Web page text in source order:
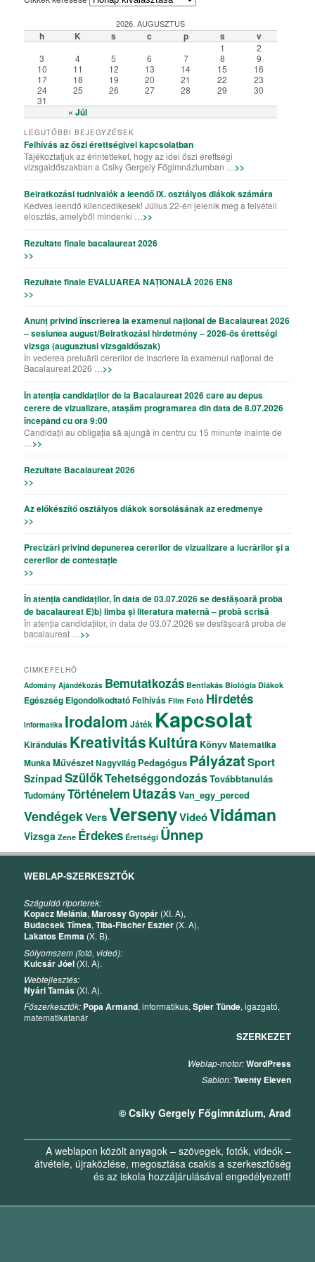
2026. AUGUSZTUS
h K s c p s v
« Júl
1
2
3
4 5 6 7 8
9
10
11 12 13 14 15
16
17
18 19 20 21 22
23
24
25 26 27 28 29
30
31
LEGUTÓBBI BEJEGYZÉSEK
Felhívás az őszi érettségivel kapcsolatban
Tájékoztatjuk az érintetteket, hogy az idei őszi érettségi
vizsgaidőszakban a Csiky Gergely Főgimnáziumban … >>
Beiratkozási tudnivalók a leendő IX. osztályos diákok számára
Kedves leendő kilencedikesek! Július 22-én jelenik meg a felvételi
elosztás, amelyből mindenki … >>
Rezultate finale bacalaureat 2026
>>
Rezultate finale EVALUAREA NAȚIONALĂ 2026 EN8
>>
Anunț privind înscrierea la examenul național de Bacalaureat 2026
– sesiunea august/Beiratkozási hirdetmény – 2026-ös érettségi
vizsga (augusztusi vizsgaidőszak)
În vederea preluării cererilor de înscriere la examenul național de
Bacalaureat 2026 … >>
În atenția candidaților de la Bacalaureat 2026 care au depus
cerere de vizualizare, atașăm programarea din data de 8.07.2026
începând cu ora 9:00
Candidații au obligația să ajungă în centru cu 15 minunte înainte de
>>
Rezultate Bacalaureat 2026
>>
Az előkészítő osztályos diákok sorsolásának az eredmenye
>>
Precizǎri privind depunerea cererilor de vizualizare a lucrǎrilor şi a
cererilor de contestație
>>
În atenția candidaților, în data de 03.07.2026 se desfășoară proba
de bacalaureat E)b) limba și literatura maternă – probă scrisă
În atenția candidaților, în data de 03.07.2026 se desfășoară proba de
bacalaureat … >>
CIMKEFELHŐ
Adomány Ajándékozás Bemutatkozás Bentlakás Biológia Diákok
Egészség ElgondolkodtatóFelhívás Film Fotó Hirdetés
Informatika Irodalom Játék Kapcsolat
Kirándulás KreativitásKultúra KönyvMatematika
MunkaMűvészetNagyvilág Pedagógus PályázatSport
Színpad SzülőkTehetséggondozásTovábbtanulás
TudományTörténelem Utazás Van_egy_perced
VendégekVersVersenyVideóVidáman
Vizsga Zene Érdekes Érettségi Ünnep
WEBLAP-SZERKESZTŐK
Száguldó riporterek:
Kopacz Melánia,Marossy Gyopár (XI. A),
Budacsek Tímea,Tiba-Fischer Eszter (X. A),
Lakatos Emma (X. B).
Sólyomszem (fotó, videó):
Kulcsár Jóel (XI. A).
Webfejlesztés:
Nyári Tamás (XI. A).
Főszerkesztők: Popa Armand, informatikus,Spier Tünde, igazgató,
matematikatanár
SZERKEZET
Weblap-motor:WordPress
Sablon:Twenty Eleven
© Csiky Gergely Főgimnázium, Arad
A weblapon közölt anyagok – szövegek, fotók, videók –
átvétele, újraközlése, megosztása csakis a szerkesztőség
és az iskola hozzájárulásával engedélyezett!